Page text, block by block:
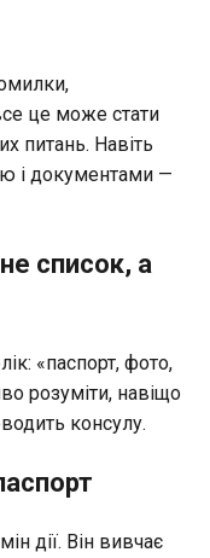
це може стати
питань. Навіть
і документами —
список, а
«паспорт, фото,
розуміти, навіщо
консулу.
дії. Він вивчає